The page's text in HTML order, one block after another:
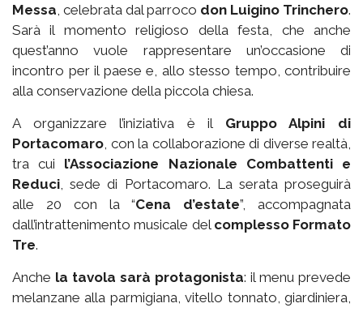
Messa , celebrata dal parroco don Luigino Trinchero.
Sarà il momento religioso della festa, che anche
quest’anno vuole rappresentare un’occasione di
incontro per il paese e, allo stesso tempo, contribuire
alla conservazione della piccola chiesa.
A organizzare l’iniziativa è il Gruppo Alpini di
Portacomaro , con la collaborazione di diverse realtà,
tra cui l’Associazione Nazionale Combattenti e
Reduci , sede di Portacomaro. La serata proseguirà
alle 20 con la “Cena d’estate”, accompagnata
dall’intrattenimento musicale del complesso Formato
Tre.
Anche la tavola sarà protagonista: il menu prevede
melanzane alla parmigiana, vitello tonnato, giardiniera,